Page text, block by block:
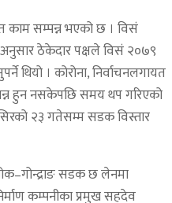
सम्पन्न भएको छ । विसं
ठेकेदार पक्षले विसं २०७९
थियो । कोरोना, निर्वाचनलगायत
हुन नसकेपछि समय थप गरिएको
२३ गतेसम्म सडक विस्तार
सडक छ लेनमा
कम्पनीका प्रमुख सहदेव